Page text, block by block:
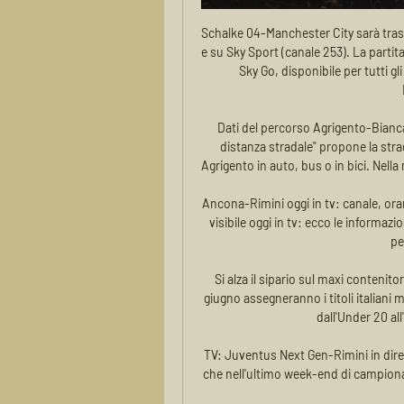
Schalke 04-Manchester City sarà trasmessa in diretta su Sky Sport Football (canale 203 di Sky) e su Sky Sport (canale 253). La partita sarà inoltre visibile in diretta streaming sulla piattaforma Sky Go, disponibile per tutti gli abbonati. PROBABILI FORMAZIONI SCHALKE 04-MANCHESTER CITY.

Dati del percorso Agrigento-Biancavilla: La pagina "Percorso da Agrigento a Biancavilla - distanza stradale" propone la strada più breve e più veloce per giungere a Biancavilla da Agrigento in auto, bus o in bici. Nella mappa è evidenziato l'itinerario Agrigento Biancavilla da …

Ancona-Rimini oggi in tv: canale, orario e diretta streaming 15 apr 2023 — Ancona-Rimini sarà visibile oggi in tv: ecco le informazioni su canale, orario e diretta streaming del match valido per la trentasettesima ...

Si alza il sipario sul maxi contenitore delle Finali giovanili nazionali e regionali che dal 4 al 9 giugno assegneranno i titoli italiani maschili e femminili Under 18 Eccellenza e 11 titoli lombardi dall'Under 20 all'Under 13. L'evento organizzato dal...

TV: Juventus Next Gen-Rimini in diretta su 16 gen 2024 — Si rimetterà subito in gioco il Rimini che nell'ultimo week-end di campionato si è reso protagonista della grande rimonta compiuta ai danni ...

Kolding 2002 - FC Roskilde: 1. Division 2019. Quote di chiusura under/over dei bookmaker, tabellino con il risultato finale, statistiche, precedenti e prossime partite.

Cronaca Ancona - Rimini - Live: la partita in diretta Segui la diretta di Ancona - Rimini aggiornata in tempo reale. Coltiva la tua passione su Corriere dello Sport.

In diretta ; Login. Profilo. Monza - Fermana . 3:0 (1: 0) Questa partita non è stata visitata da nessun altro utente di TM . Per usare questa funzione è necessario la …

Ancona vs Cesena | Serie C Rimini logo Rimini. 23. 20659. 2230-8. Juventus Next Gen logo Juventus Next Gen Video · Segnalazioni · Opinioni · Accedi. RiminiToday è in caricamento. , ma ...

Calendario Serie C oggi: orari partite 24 febbraio, 2 ore fa — 18.30 Serie C: Alessandria-Albinoleffe (diretta tv su Sky Sport 256; diretta streaming su NOW, Sky Go) 16.15 Serie C: Ancona-Rimini (diretta ...

Assistenza tecnica alle Ferrovie Ceche. Italferr ha fornito alle Ferrovie Ceche l'assistenza tecnica per l'applicazione delle Direttive Europee sulla interoperabilità della rete ferroviaria tradizionale.

Reduce dalla vittoria nel derby, l'Inter cerca il pokerissimo domani a San Siro contro la Lazio. "E' un ostacolo impegnativo, tra i più difficili da inizio stagione - ha spiegato Conte - Inzaghi è un bravissimo allenatore, forse sottovalutato. Dovremo fare attenzione: resettiamo il derby. Crescita

Partite Cagliari diretta. Cagliari Google+. Cagliari Streaming HD. Prossima Partita. TUTTO GRATIS Wall Paper. Community. Vedi altri contenuti di Cagliari Streaming su Facebook. Accedi. o. Crea nuovo account. Vedi altri contenuti di Cagliari Streaming su Facebook. Accedi. …

Tutti gli autobus Torino - Villafranca In Lunigiana, i Treni Torino - Villafranca In Lunigiana, i Bus Villafranca In Lunigiana - Torino, i Treni Villafranca In Lunigiana - Torino, come andare in auto da Torino a Villafranca In Lunigiana, come andare in auto da Villafranca In Lunigiana a Torino e tutti i trasporti a Torino e a Villafranca In.

Vittoria anche per l’ Olimpo Basket Alba 1957 contro Oleggio e, nello stesso campionato della @Paffoni Fulgor Omegna su Palermo. Per oggi abbiamo finito qui. Alla salute, e a lunedì prossimo, con tanti altri sport. # pallapugno # basket # volley # Calcio # OgniGocciaConta # Polisportivadelcuore

Olbia vs Rimini | Serie C 2332-9. Ancona logo Ancona. 30. 277911. 3236-4. Vis Pesaro logo Vis Pesaro. 29. 265 Video · Segnalazioni · Opinioni · Accedi. IlPescara è in caricamento. , ma ...

Domani, al “Donato Curcio”, il Picerno avrà l’opportunità, battendo